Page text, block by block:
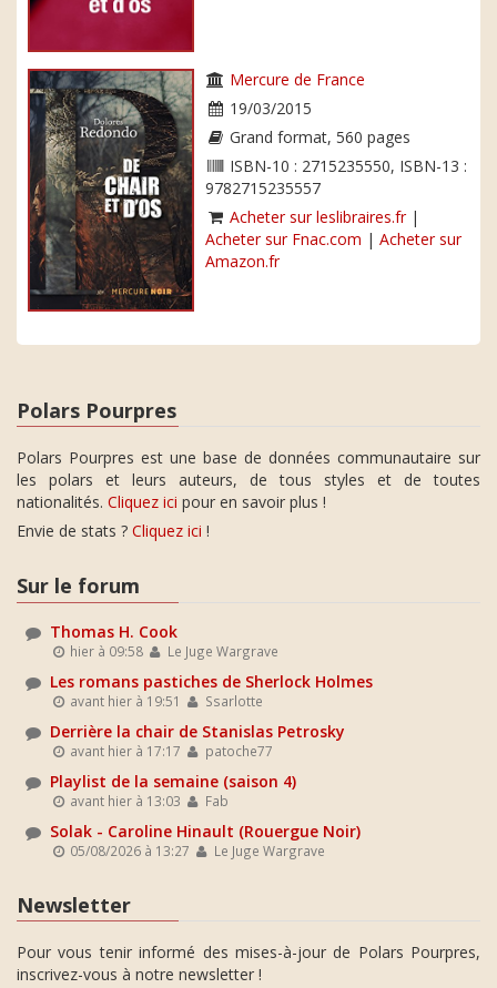
Mercure de France
19/03/2015
Grand format, 560 pages
ISBN-10 : 2715235550, ISBN-13 :
9782715235557
Acheter sur leslibraires.fr|
Acheter sur Fnac.com | Acheter sur
Amazon.fr
Polars Pourpres
Polars Pourpres est une base de données communautaire sur
les polars et leurs auteurs, de tous styles et de toutes
nationalités. Cliquez ici pour en savoir plus !
Envie de stats ? Cliquez ici !
Sur le forum
Thomas H. Cook
hier à 09:58 Le Juge Wargrave
Les romans pastiches de Sherlock Holmes
avant hier à 19:51 Ssarlotte
Derrière la chair de Stanislas Petrosky
avant hier à 17:17 patoche77
Playlist de la semaine (saison 4)
avant hier à 13:03 Fab
Solak - Caroline Hinault (Rouergue Noir)
05/08/2026 à 13:27 Le Juge Wargrave
Newsletter
Pour vous tenir informé des mises-à-jour de Polars Pourpres,
inscrivez-vous à notre newsletter !